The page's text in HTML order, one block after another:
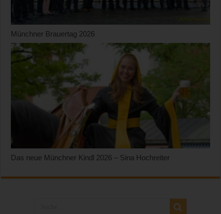
Münchner Brauertag 2026
Das neue Münchner Kindl 2026 – Sina Hochreiter